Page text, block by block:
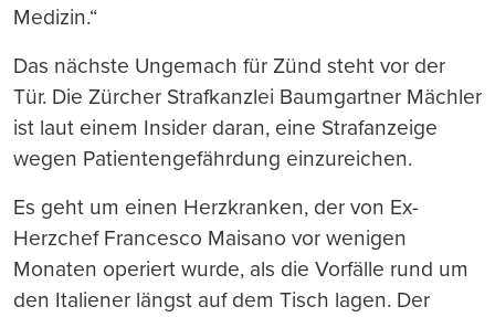
Medizin.“
Das nächste Ungemach für Zünd steht vor der
Tür. Die Zürcher Strafkanzlei Baumgartner Mächler
ist laut einem Insider daran, eine Strafanzeige
wegen Patientengefährdung einzureichen.
Es geht um einen Herzkranken, der von Ex-
Herzchef Francesco Maisano vor wenigen
Monaten operiert wurde, als die Vorfälle rund um
den Italiener längst auf dem Tisch lagen. Der